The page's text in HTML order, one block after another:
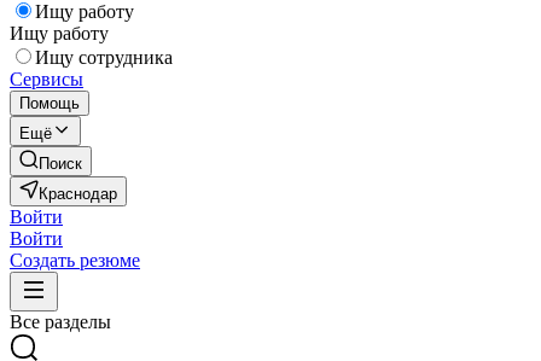
Ищу работу
Ищу работу
Ищу сотрудника
Сервисы
Помощь
Ещё
Поиск
Краснодар
Войти
Войти
Создать резюме
Все разделы